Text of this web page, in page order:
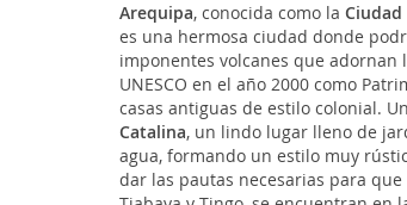
Arequipa, conocida como la Ciudad
es una hermosa ciudad donde
imponentes volcanes que adornan
UNESCO en el año 2000 como
casas antiguas de estilo colonial.
Catalina, un lindo lugar lleno de
agua, formando un estilo muy
dar las pautas necesarias para